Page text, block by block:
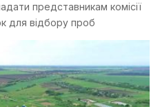
представникам комісії
для відбору проб